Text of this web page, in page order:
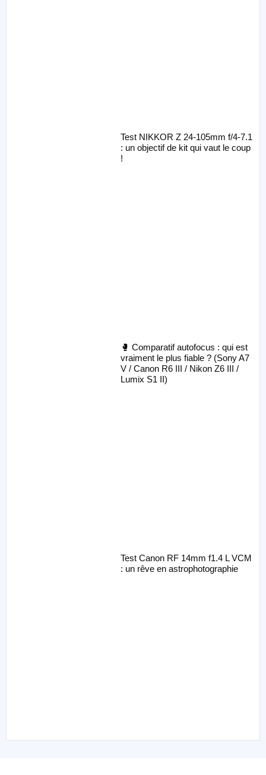
Test NIKKOR Z 24-105mm f/4-7.1
: un objectif de kit qui vaut le coup
!
🥊 Comparatif autofocus : qui est
vraiment le plus fiable ? (Sony A7
V / Canon R6 III / Nikon Z6 III /
Lumix S1 II)
Test Canon RF 14mm f1.4 L VCM
: un rêve en astrophotographie